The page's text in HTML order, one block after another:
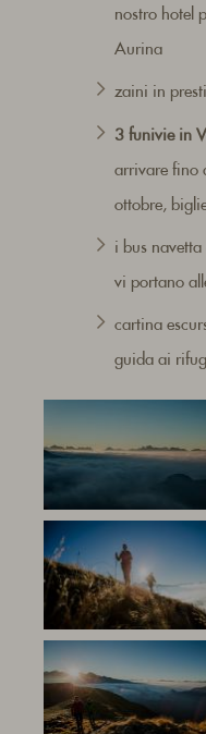
nostro hotel
Aurina
zaini in
3 funivie in
arrivare fino
ottobre,
i bus
vi portano
cartina
guida ai